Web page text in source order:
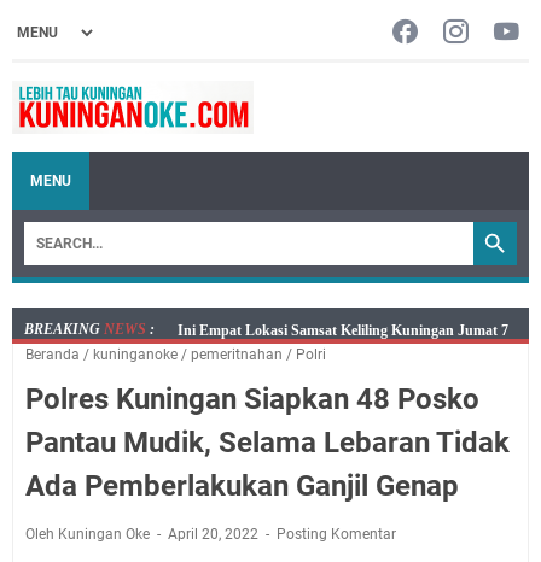
MENU
BREAKING NEWS :
Jumat 7 Agustus 2026 Mobil SIM Keliling Ada di
Kecamatan Sindangagung
Embun Pagi Jumat 8 Agustus 2026: Jika Keberkahan
Kelaparan Meskipun Memiliki Sekarung Penuh Uang
Salat Lima Waktu itu Bukan Cuma Kewajiban, Tapi
Jadwal Salat Wilayah Kuningan Jumat 7 Agustus 2026
Beranda / kuninganoke / pemeritnahan / Polri
Polres Kuningan Siapkan 48 Posko
Pantau Mudik, Selama Lebaran Tidak
Ada Pemberlakukan Ganjil Genap
Oleh Kuningan Oke April 20, 2022 Posting Komentar